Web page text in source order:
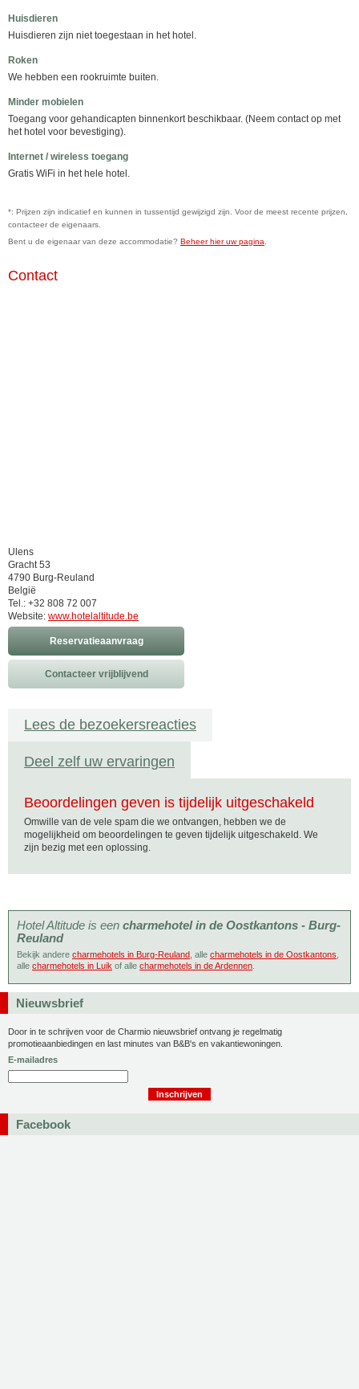
Huisdieren
Huisdieren zijn niet toegestaan ​​in het hotel.
Roken
We hebben een rookruimte buiten.
Minder mobielen
Toegang voor gehandicapten binnenkort beschikbaar. (Neem contact op met
het hotel voor bevestiging).
Internet / wireless toegang
Gratis WiFi in het hele hotel.
*: Prijzen zijn indicatief en kunnen in tussentijd gewijzigd zijn. Voor de meest recente prijzen,
contacteer de eigenaars.
Bent u de eigenaar van deze accommodatie? Beheer hier uw pagina
Contact
Ulens
Gracht 53
4790 Burg-Reuland
België
Tel.: +32 808 72 007
Website: www.hotelaltitude.be
Reservatieaanvraag
Contacteer vrijblijvend
Lees de bezoekersreacties
Deel zelf uw ervaringen
Beoordelingen geven is tijdelijk uitgeschakeld
Omwille van de vele spam die we ontvangen, hebben we de
mogelijkheid om beoordelingen te geven tijdelijk uitgeschakeld. We
zijn bezig met een oplossing.
Hotel Altitude is een charmehotel in de Oostkantons - Burg-
Reuland
Bekijk andere charmehotels in Burg-Reuland , alle charmehotels in de Oostkantons
alle charmehotels in Luik of alle charmehotels in de Ardennen
Nieuwsbrief
Door in te schrijven voor de Charmio nieuwsbrief ontvang je regelmatig
promotieaanbiedingen en last minutes van B&B's en vakantiewoningen.
E-mailadres
Facebook